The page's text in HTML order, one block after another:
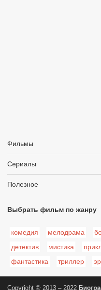
Фильмы
Сериалы
Полезное
Выбрать фильм по жанру
комедия мелодрама
детектив
мистика
фантастика
триллер
Copyright © 2013 – 2022